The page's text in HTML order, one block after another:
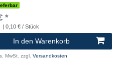
*
| 0,10 € / Stück
In den Warenkorb
MwSt. zzgl. Versandkosten